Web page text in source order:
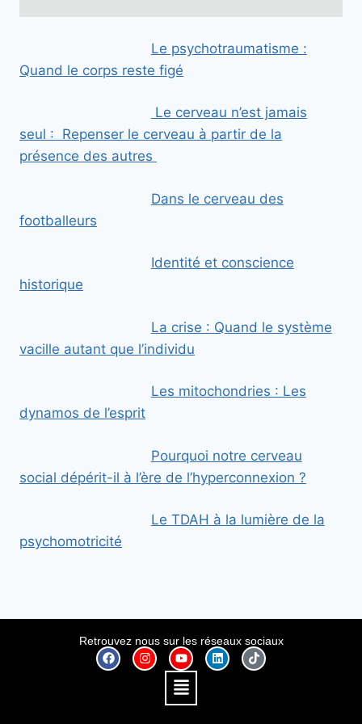
l
Le psychotraumatisme :
Quand le corps reste figé
Le cerveau n’est jamais
seul : Repenser le cerveau à partir de la
présence des autres
Dans le cerveau des
footballeurs
Identité et conscience
historique
La crise : Quand le système
vacille autant que l’individu
Les mitochondries : Les
dynamos de l’esprit
Pourquoi notre cerveau
social dépérit-il à l’ère de l’hyperconnexion ?
Le TDAH à la lumière de la
psychomotricité
Retrouvez nous sur les réseaux sociaux